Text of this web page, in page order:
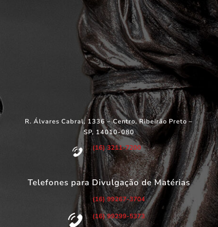
R. Álvares Cabral, 1336 – Centro, Ribeirão Preto –
SP, 14010-080
(16) 3211-7200
Telefones para Divulgação de Matérias
(16) 99267-3704
(16) 99299-5373